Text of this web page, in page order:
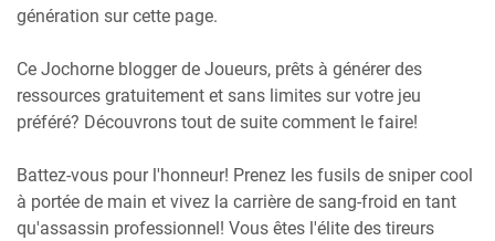
génération sur cette page.
Ce Jochorne blogger de Joueurs, prêts à générer des
ressources gratuitement et sans limites sur votre jeu
préféré? Découvrons tout de suite comment le faire!
Battez-vous pour l'honneur! Prenez les fusils de sniper cool
à portée de main et vivez la carrière de sang-froid en tant
qu'assassin professionnel! Vous êtes l'élite des tireurs